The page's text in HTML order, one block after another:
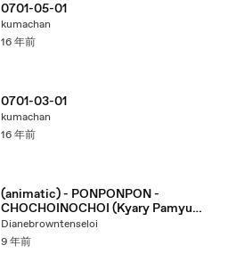
0701-05-01
kumachan
16 年前
0701-03-01
kumachan
16 年前
(animatic) - PONPONPON -
CHOCHOINOCHOI (Kyary Pamyu
Pamyu Cover)-VZSmRObk2_w
Dianebrowntenseloi
9 年前